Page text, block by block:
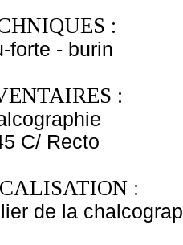
:
forte - burin
:
C/ Recto
:
de la